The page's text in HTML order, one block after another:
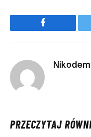
Facebook
PRZECZYTAJ